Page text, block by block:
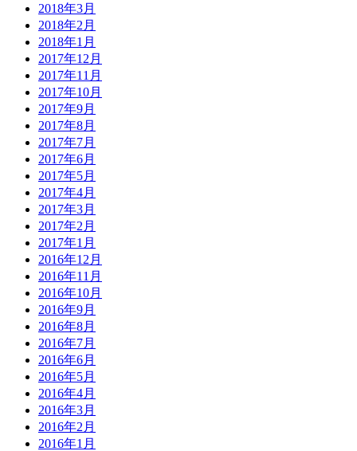
2018年3月
2018年2月
2018年1月
2017年12月
2017年11月
2017年10月
2017年9月
2017年8月
2017年7月
2017年6月
2017年5月
2017年4月
2017年3月
2017年2月
2017年1月
2016年12月
2016年11月
2016年10月
2016年9月
2016年8月
2016年7月
2016年6月
2016年5月
2016年4月
2016年3月
2016年2月
2016年1月